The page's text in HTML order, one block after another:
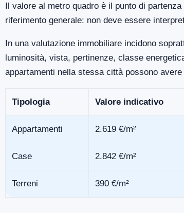
Il valore al metro quadro è il punto di
riferimento generale: non deve essere
In una valutazione immobiliare incidono
luminosità, vista, pertinenze, classe
appartamenti nella stessa città possono
Tipologia Valore indicativo
Appartamenti 2.619 €/m²
Case 2.842 €/m²
Terreni 390 €/m²